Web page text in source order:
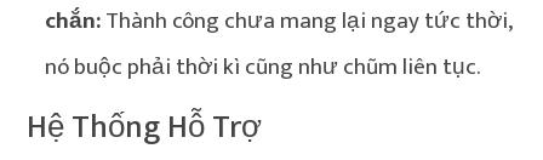
chắn:Thành công chưa mang lại ngay tức thời,
nó buộc phải thời kì cũng như chũm liên tục.
Hệ Thống Hỗ Trợ